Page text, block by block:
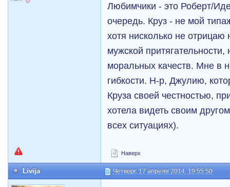
Любимчики - это Роберт/
очередь. Круз - не мой
хотя нисколько не отрицаю
мужской
моральных качеств. Мне в
гибкости. Н-р, Джулию,
Круза своей честностью,
хотела видеть своим
всех ситуациях).
Наверх
Livija Четверг, 17 апреля 2014, 19:55:50